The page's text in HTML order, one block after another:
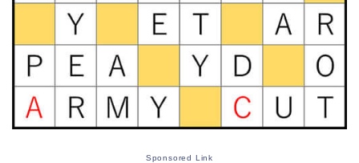
Sponsored Link